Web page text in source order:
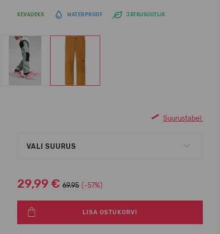
KEVADEKS WATERPROOF JÄTKUSUUTLIK
Suurustabel:
VALI SUURUS
29,99 € 69.95 (-57%)
LISA OSTUKORVI